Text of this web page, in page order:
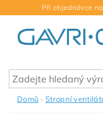
Při objednávce
Domů Stropní